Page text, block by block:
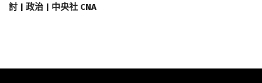
討 | 政治 | 中央社 CNA